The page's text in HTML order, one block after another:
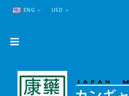
ENG USD